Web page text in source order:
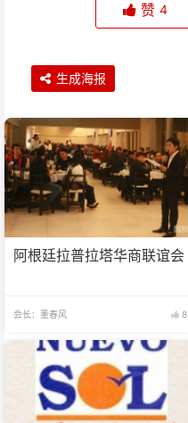
赞 4
生成海报
阿根廷拉普拉塔华商联谊会
会长：董春风 8